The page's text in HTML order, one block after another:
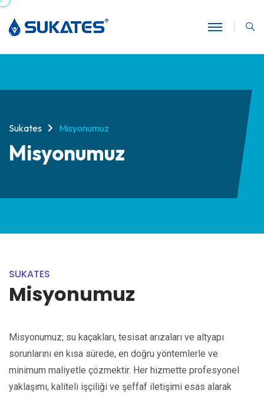
Sukates Misyonumuz
Misyonumuz
SUKATES
Misyonumuz
Misyonumuz; su kaçakları, tesisat arızaları ve altyapı
sorunlarını en kısa sürede, en doğru yöntemlerle ve
minimum maliyetle çözmektir. Her hizmette profesyonel
yaklaşımı, kaliteli işçiliği ve şeffaf iletişimi esas alarak